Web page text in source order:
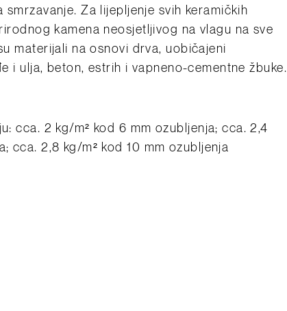
Za lijepljenje svih keramičkih
kamena neosjetljivog na vlagu na sve
materijali na osnovi drva, uobičajeni
i ulja, beton, estrih i vapneno-cementne žbuke.
cca. 2 kg/m² kod 6 mm ozubljenja; cca. 2,4
cca. 2,8 kg/m² kod 10 mm ozubljenja